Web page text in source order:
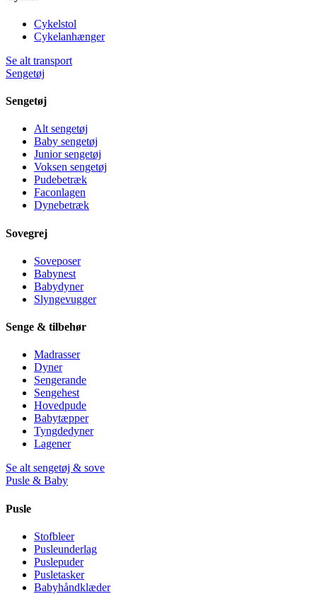
Cykelstol
Cykelanhænger
Se alt transport
Sengetøj
Sengetøj
Alt sengetøj
Baby sengetøj
Junior sengetøj
Voksen sengetøj
Pudebetræk
Faconlagen
Dynebetræk
Sovegrej
Soveposer
Babynest
Babydyner
Slyngevugger
Senge & tilbehør
Madrasser
Dyner
Sengerande
Sengehest
Hovedpude
Babytæpper
Tyngdedyner
Lagener
Se alt sengetøj & sove
Pusle & Baby
Pusle
Stofbleer
Pusleunderlag
Puslepuder
Pusletasker
Babyhåndklæder